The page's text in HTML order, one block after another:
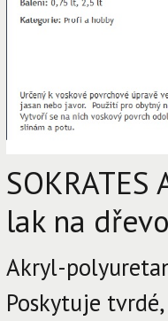
lak na
Akryl-
Poskytuje